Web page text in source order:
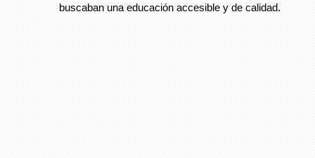
buscaban una educación accesible y de calidad.